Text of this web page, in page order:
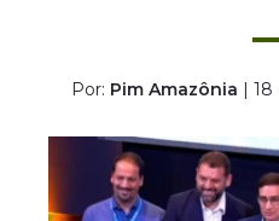
Por: Pim Amazônia | 18